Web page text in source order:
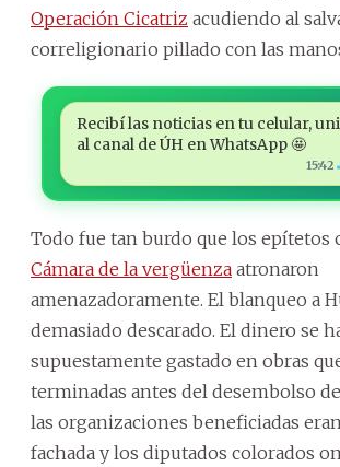
Operación Cicatriz acudiendo al
correligionario pillado con las
Recibí las noticias en tu celular,
al canal de ÚH en WhatsApp 🤩
15:42
Todo fue tan burdo que los epítetos
Cámara de la vergüenza atronaron
amenazadoramente. El blanqueo a
demasiado descarado. El dinero se
supuestamente gastado en obras
terminadas antes del desembolso
las organizaciones beneficiadas
fachada y los diputados colorados